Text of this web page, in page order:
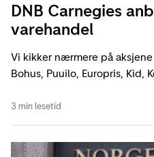
DNB Carnegies
varehandel
Vi kikker nærmere på aksjene
Bohus, Puuilo, Europris, Kid,
3 min lesetid